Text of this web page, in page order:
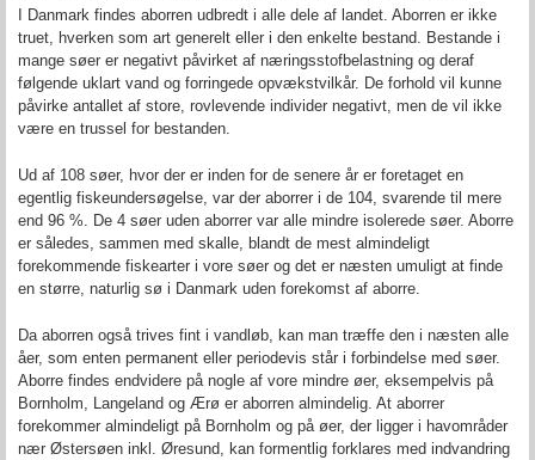
I Danmark findes aborren udbredt i alle dele af landet. Aborren er ikke
truet, hverken som art generelt eller i den enkelte bestand. Bestande i
mange søer er negativt påvirket af næringsstofbelastning og deraf
følgende uklart vand og forringede opvækstvilkår. De forhold vil kunne
påvirke antallet af store, rovlevende individer negativt, men de vil ikke
være en trussel for bestanden.
Ud af 108 søer, hvor der er inden for de senere år er foretaget en
egentlig fiskeundersøgelse, var der aborrer i de 104, svarende til mere
end 96 %. De 4 søer uden aborrer var alle mindre isolerede søer. Aborre
er således, sammen med skalle, blandt de mest almindeligt
forekommende fiskearter i vore søer og det er næsten umuligt at finde
en større, naturlig sø i Danmark uden forekomst af aborre.
Da aborren også trives fint i vandløb, kan man træffe den i næsten alle
åer, som enten permanent eller periodevis står i forbindelse med søer.
Aborre findes endvidere på nogle af vore mindre øer, eksempelvis på
Bornholm, Langeland og Ærø er aborren almindelig. At aborrer
forekommer almindeligt på Bornholm og på øer, der ligger i havområder
nær Østersøen inkl. Øresund, kan formentlig forklares med indvandring